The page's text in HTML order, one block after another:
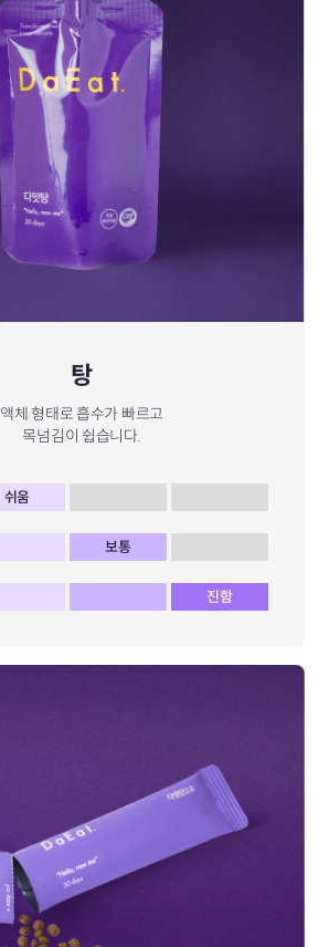
탕
액체 형태로 흡수가 빠르고
목넘김이 쉽습니다.
쉬움
보통
진함